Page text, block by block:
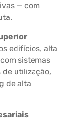
— com
edifícios, alta
sistemas
de utilização,
de alta